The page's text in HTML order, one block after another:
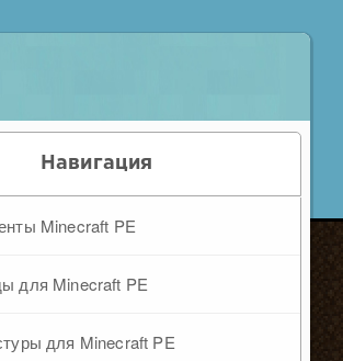
Навигация
Minecraft PE
для Minecraft PE
для Minecraft PE